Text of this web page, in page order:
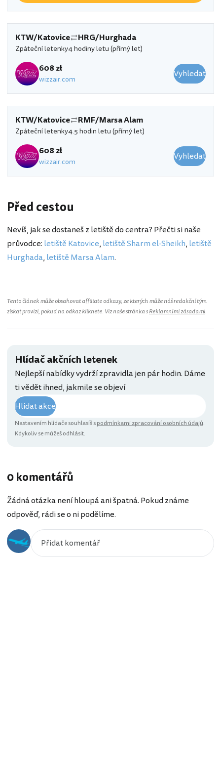
KTW/Katovice HRG/Hurghada
Zpáteční letenky4 hodiny letu (přímý let)
608 zł
wizzair.com Vyhledat
KTW/Katovice RMF/Marsa Alam
Zpáteční letenky4.5 hodin letu (přímý let)
608 zł
wizzair.com Vyhledat
Před cestou
Nevíš, jak se dostaneš z letiště do centra? Přečti si naše
průvodce: letiště Katovice, letiště Sharm el-Sheikh, letiště
Hurghada, letiště Marsa Alam.
Tento článek může obsahovat affiliate odkazy, ze kterých může náš redakční tým
získat provizi, pokud na odkaz kliknete. Viz naše stránka sReklamními zásadami.
Hlídač akčních letenek
Nejlepší nabídky vydrží zpravidla jen pár hodin. Dáme
ti vědět ihned, jakmile se objeví
Hlídat akce
Nastavením hlídače souhlasíš spodmínkami zpracování osobních údajů.
Kdykoliv se můžeš odhlásit.
0 komentářů
Žádná otázka není hloupá ani špatná. Pokud známe
odpověď, rádi se o ni podělíme.